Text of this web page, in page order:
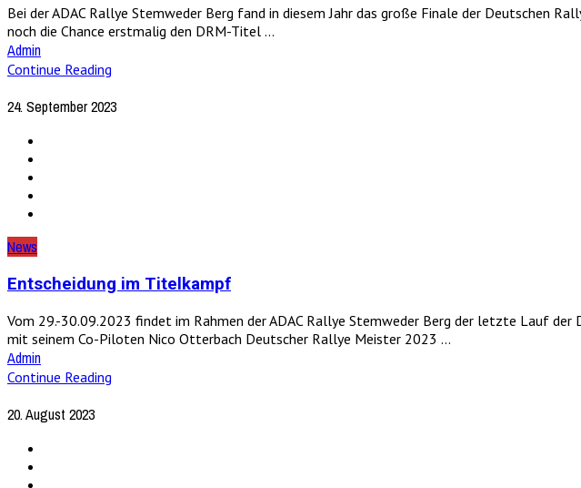
Bei der ADAC Rallye Stemweder Berg fand in diesem Jahr das große Finale der Deutschen
noch die Chance erstmalig den DRM-Titel ...
Admin
Continue Reading
24. September 2023
News
Entscheidung im Titelkampf
Vom 29.-30.09.2023 findet im Rahmen der ADAC Rallye Stemweder Berg der letzte Lauf
mit seinem Co-Piloten Nico Otterbach Deutscher Rallye Meister 2023 ...
Admin
Continue Reading
20. August 2023